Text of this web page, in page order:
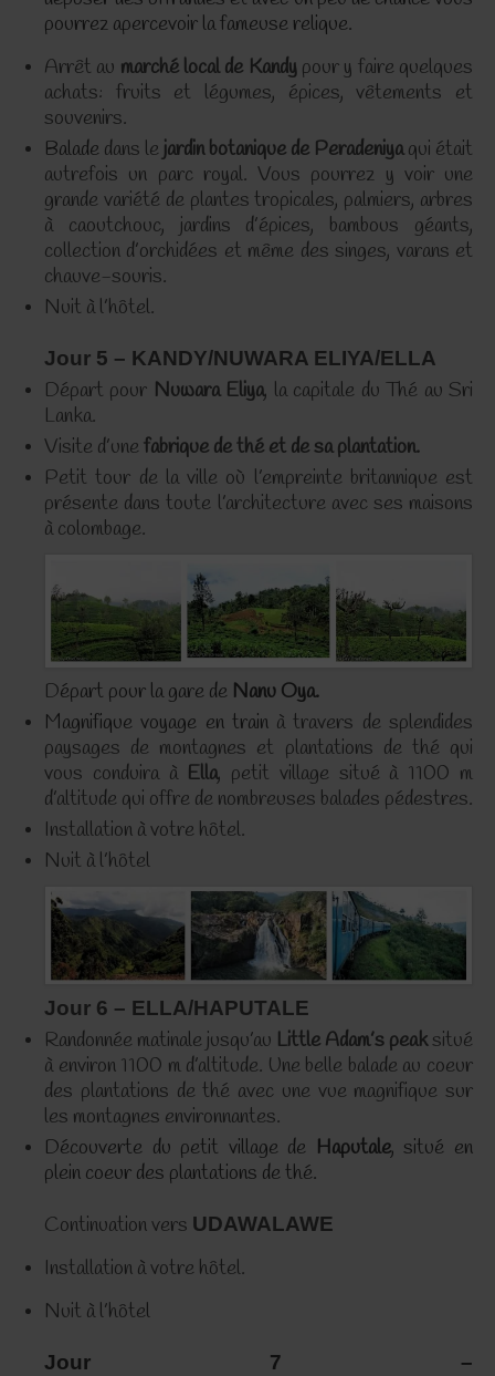
pourrez apercevoir la fameuse relique.
Arrêt au marché local de Kandypour y faire quelques
achats: fruits et légumes, épices, vêtements et
souvenirs.
Balade dans le jardin botanique de Peradeniyaqui était
autrefois un parc royal. Vous pourrez y voir une
grande variété de plantes tropicales, palmiers, arbres
à caoutchouc, jardins d’épices, bambous géants,
collection d’orchidées et même des singes, varans et
chauve-souris.
Nuit à l’hôtel.
Jour 5 – KANDY/NUWARA ELIYA/ELLA
Départ pour Nuwara Eliya, la capitale du Thé au Sri
Lanka.
Visite d’une fabrique de thé et de sa plantation.
Petit tour de la ville où l’empreinte britannique est
présente dans toute l’architecture avec ses maisons
à colombage.
Départ pour la gare de Nanu Oya.
Magnifique voyage en trainà travers de splendides
paysages de montagnes et plantations de thé qui
vous conduira à Ella, petit village situé à 1100 m
d’altitude qui offre de nombreuses balades pédestres.
Installation à votre hôtel.
Nuit à l’hôtel
Jour 6 – ELLA/HAPUTALE
Randonnée matinale jusqu’au Little Adam’s peaksitué
à environ 1100 m d’altitude. Une belle balade au coeur
des plantations de thé avec une vue magnifique sur
les montagnes environnantes.
Découverte du petit village de Haputale, situé en
plein coeur des plantations de thé.
Continuation vers UDAWALAWE
Installation à votre hôtel.
Nuit à l’hôtel
Jour 7 –